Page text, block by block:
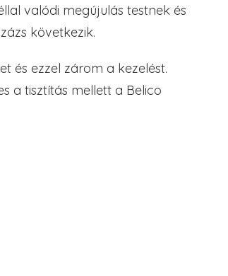
valódi megújulás testnek és
következik.
és ezzel zárom a kezelést.
a tisztítás mellett a Belico